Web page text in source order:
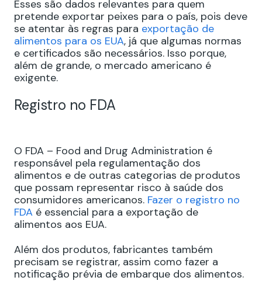
Esses são dados relevantes para quem
pretende exportar peixes para o país, pois deve
se atentar às regras para exportação de
alimentos para os EUA, já que algumas normas
e certificados são necessários. Isso porque,
além de grande, o mercado americano é
exigente.
Registro no FDA
O FDA – Food and Drug Administration é
responsável pela regulamentação dos
alimentos e de outras categorias de produtos
que possam representar risco à saúde dos
consumidores americanos. Fazer o registro no
FDA é essencial para a exportação de
alimentos aos EUA.
Além dos produtos, fabricantes também
precisam se registrar, assim como fazer a
notificação prévia de embarque dos alimentos.